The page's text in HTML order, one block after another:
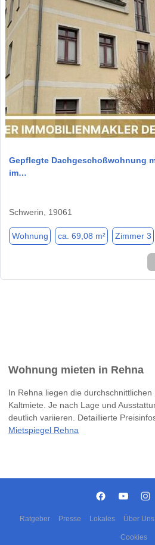
Gepflegte Dachgeschoßwohnung
im…
Schwerin, 19061
Wohnung ca. 69,08 m² Zimmer 3
Wohnung mieten in Rehna
In Rehna liegen die durchschnittlichen
Kaltmiete. Je nach Lage und
deutlich variieren. Detaillierte
Mietspiegel Rehna
Ratgeber Presse Lokales Über Uns
Cookies